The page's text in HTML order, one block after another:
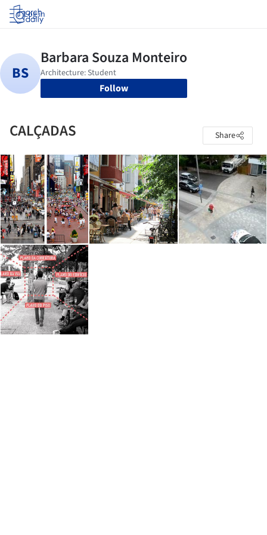
Log in
Follow
CALÇADAS Share